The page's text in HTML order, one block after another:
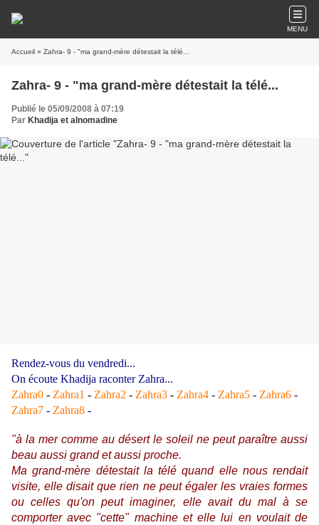
MENU
Accueil » Zahra- 9 - "ma grand-mère détestait la télé...
Zahra- 9 - "ma grand-mère détestait la télé...
Publié le 05/09/2008 à 07:19
Par Khadija et alnomadine
Rendez-vous du vendredi...
On écoute Khadija raconter Zahra...
Zahra0 - Zahra1 - Zahra2 - Zahra3 - Zahra4 - Zahra5 - Zahra6 -
Zahra7 - Zahra8 -
"à la mer comme au désert le soleil ne peut paraître aussi
beau aussi grand et aussi proche.
Ma grand-mère détestait la télé quand elle nous rendait
visite, elle disait que rien ne peut égaler les vraies formes
ou celles qu'on peut imaginer, elle avait du mal à se
comporter avec "cette" machine et elle lui en voulait de